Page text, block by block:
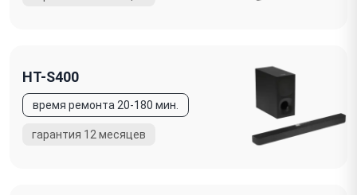
HT-S400